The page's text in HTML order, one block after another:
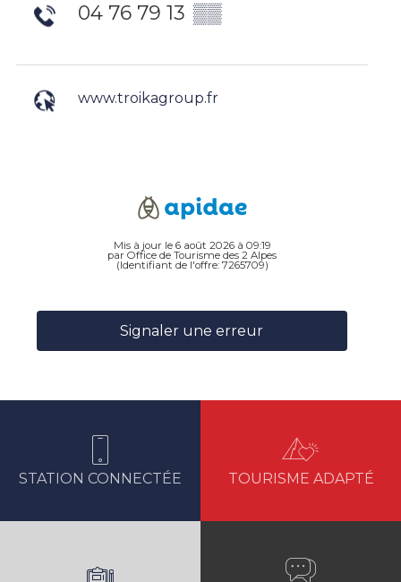
04 76 79 13 ▒▒
www.troikagroup.fr
Mis à jour le 6 août 2026 à 09:19
par Office de Tourisme des 2 Alpes
(Identifiant de l'offre: 7265709)
Signaler une erreur
STATION CONNECTÉE TOURISME ADAPTÉ